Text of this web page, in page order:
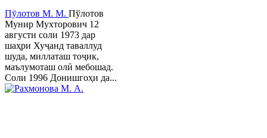
Пӯлотов М. М. Пўлотов
Мунир Мухторович 12
августи соли 1973 дар
шаҳри Хуҷанд таваллуд
шуда, миллаташ тоҷик,
маълумоташ олӣ мебошад.
Соли 1996 Донишгоҳи да...